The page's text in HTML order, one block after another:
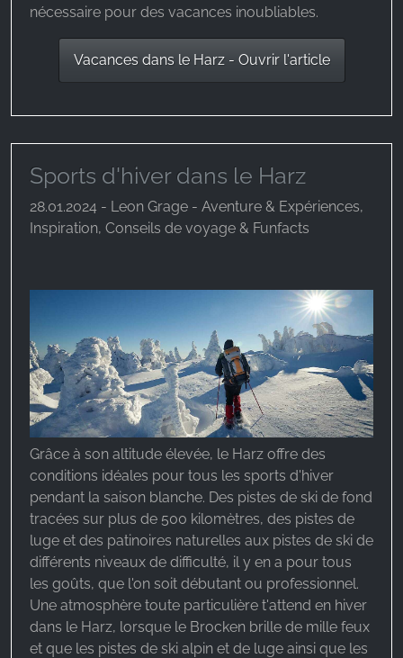
nécessaire pour des vacances inoubliables.
Vacances dans le Harz - Ouvrir l'article
Sports d'hiver dans le Harz
28.01.2024 - Leon Grage - Aventure & Expériences,
Inspiration, Conseils de voyage & Funfacts
Grâce à son altitude élevée, le Harz offre des
conditions idéales pour tous les sports d'hiver
pendant la saison blanche. Des pistes de ski de fond
tracées sur plus de 500 kilomètres, des pistes de
luge et des patinoires naturelles aux pistes de ski de
différents niveaux de difficulté, il y en a pour tous
les goûts, que l'on soit débutant ou professionnel.
Une atmosphère toute particulière t'attend en hiver
dans le Harz, lorsque le Brocken brille de mille feux
et que les pistes de ski alpin et de luge ainsi que les